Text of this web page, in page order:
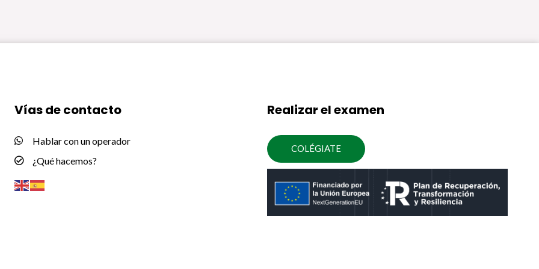
Vías de contacto
Hablar con un operador
¿Qué hacemos?
Realizar el examen
COLÉGIATE